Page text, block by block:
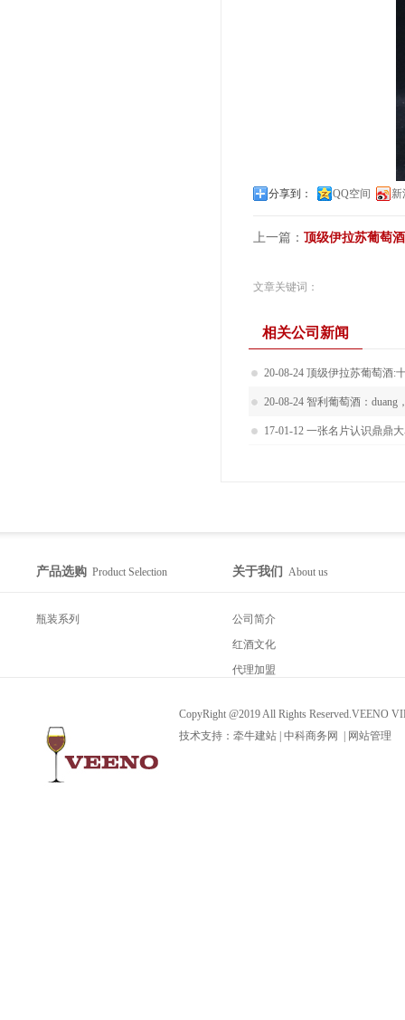
分享到： QQ空间 新
上一篇： 顶级伊拉苏葡萄
文章关键词：
相关公司新闻
20-08-24 顶级伊拉苏葡萄酒:
20-08-24 智利葡萄酒：duang
17-01-12 一张名片认识鼎鼎
产品选购 Product Selection
瓶装系列
关于我们 About us
公司简介
红酒文化
代理加盟
CopyRight @2019 All Rights Reserved.VEENO
技术支持： 牵牛建站 | 中科商务网 | 网站管理